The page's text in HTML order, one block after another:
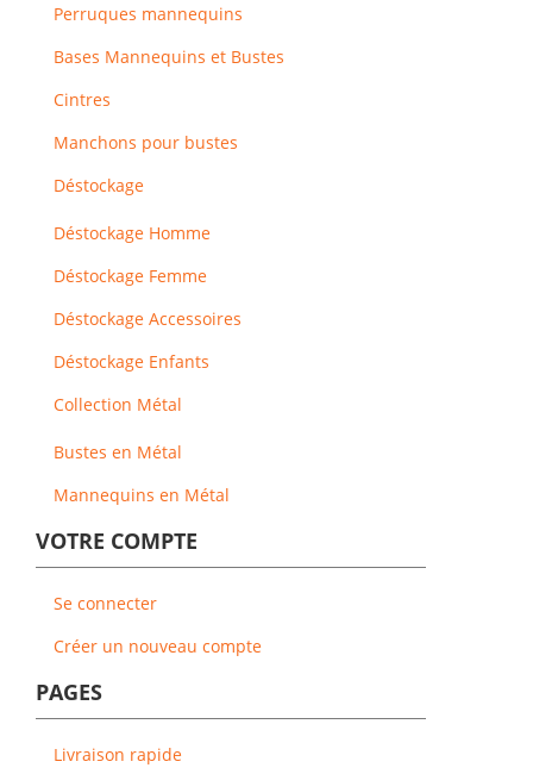
Perruques mannequins
Bases Mannequins et Bustes
Cintres
Manchons pour bustes
Déstockage
Déstockage Homme
Déstockage Femme
Déstockage Accessoires
Déstockage Enfants
Collection Métal
Bustes en Métal
Mannequins en Métal
VOTRE COMPTE
Se connecter
Créer un nouveau compte
PAGES
Livraison rapide